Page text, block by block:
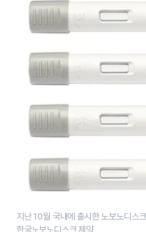
지난 10월 국내에 출시한 노보노디스
한국노보노디스크 제약